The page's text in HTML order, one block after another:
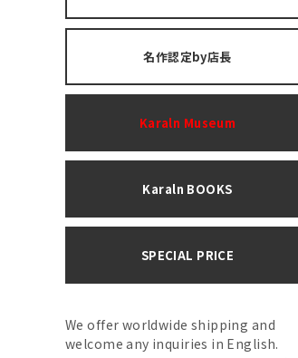
名作認定by店長
Karaln Museum
Karaln BOOKS
SPECIAL PRICE
We offer worldwide shipping and
welcome any inquiries in English.